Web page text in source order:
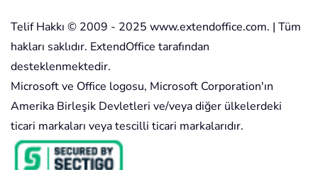
Telif Hakkı © 2009 - 2025 www.extendoffice.com. | Tüm
hakları saklıdır. ExtendOffice tarafından
desteklenmektedir.
Microsoft ve Office logosu, Microsoft Corporation'ın
Amerika Birleşik Devletleri ve/veya diğer ülkelerdeki
ticari markaları veya tescilli ticari markalarıdır.